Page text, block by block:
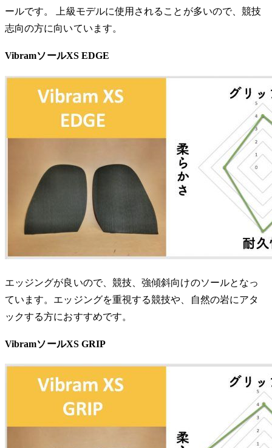
ールです。 上級モデルに使用されることが多いので、競技
志向の方に向いています。
VibramソールXS EDGE
エッジングが良いので、競技、強傾斜向けのソールとなっ
ています。エッジングを重視する競技や、自然の岩にアタ
ックする方におすすめです。
VibramソールXS GRIP